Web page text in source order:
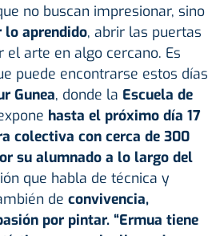
no buscan impresionar, sino
lo aprendido, abrir las puertas
arte en algo cercano. Es
puede encontrarse estos días
Gunea, donde la Escuela de
hasta el próximo día 17
colectiva con cerca de 300
su alumnado a lo largo del
que habla de técnica y
de convivencia,
por pintar. “Ermua tiene